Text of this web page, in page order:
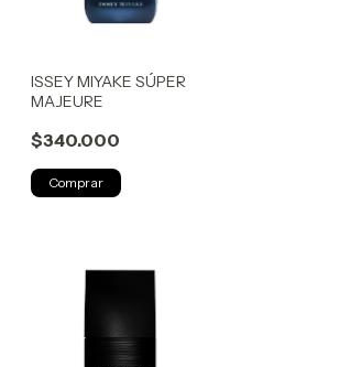
ISSEY MIYAKE SÚPER
MAJEURE
$340.000